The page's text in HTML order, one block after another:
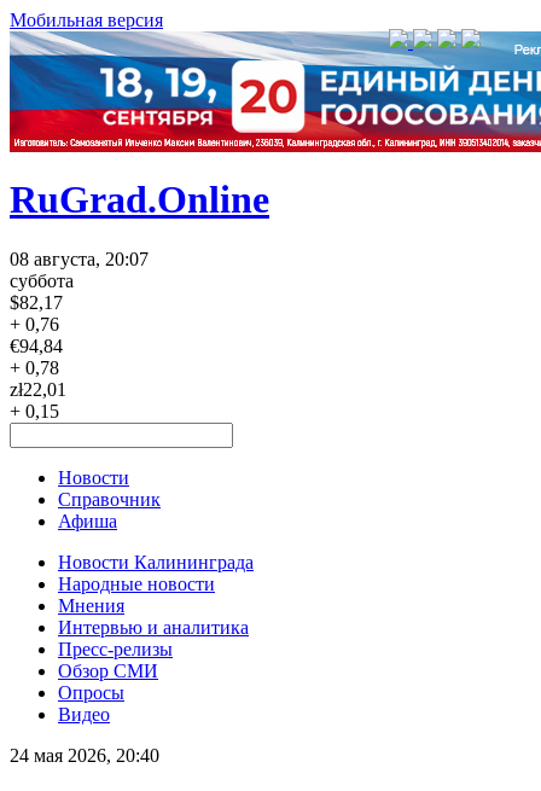
Мобильная версия
RuGrad.Online
08 августа, 20:07
суббота
$82,17
+ 0,76
€94,84
+ 0,78
zł22,01
+ 0,15
Новости
Справочник
Афиша
Новости Калининграда
Народные новости
Мнения
Интервью и аналитика
Пресс-релизы
Обзор СМИ
Опросы
Видео
24 мая 2026, 20:40